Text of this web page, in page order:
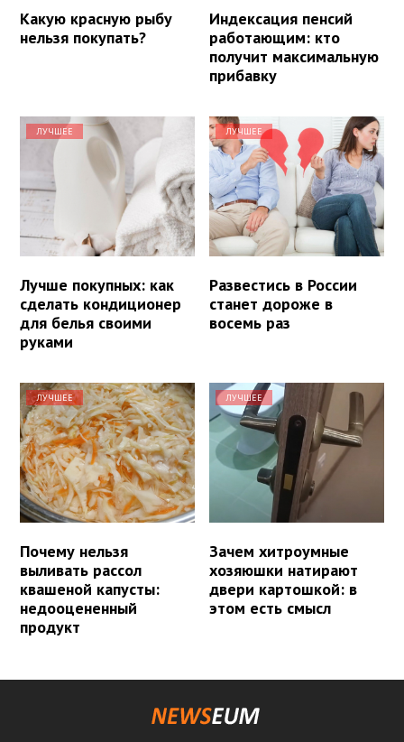
Какую красную рыбу
нельзя покупать?
Индексация пенсий
работающим: кто
получит максимальную
прибавку
ЛУЧШЕЕ
Лучше покупных: как
сделать кондиционер
для белья своими
руками
ЛУЧШЕЕ
Развестись в России
станет дороже в
восемь раз
ЛУЧШЕЕ
Почему нельзя
выливать рассол
квашеной капусты:
недооцененный
продукт
ЛУЧШЕЕ
Зачем хитроумные
хозяюшки натирают
двери картошкой: в
этом есть смысл